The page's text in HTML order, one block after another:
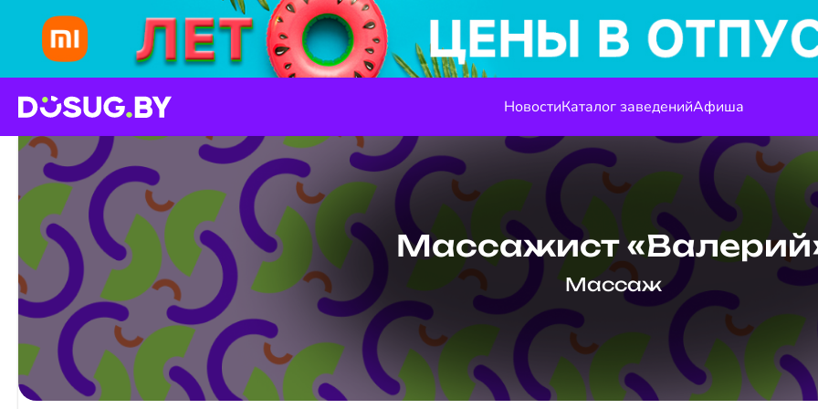
НовостиКаталог заведенийАфиша
Массажист
Массаж